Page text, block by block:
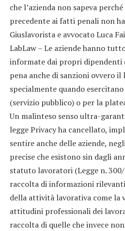
che l’azienda non sapeva
precedente ai fatti penali non
Giuslavorista e avvocato Luca
LabLaw – Le aziende hanno
informate dai propri dipendenti
pena anche di sanzioni ovvero
specialmente quando
(servizio pubblico) o per la
Un malinteso senso ultra-
legge Privacy ha cancellato,
sentire anche delle aziende,
precise che esistono sin dagli
statuto lavoratori (Legge n.
raccolta di informazioni
della attività lavorativa come la
attitudini professionali dei
raccolta di quelle che invece